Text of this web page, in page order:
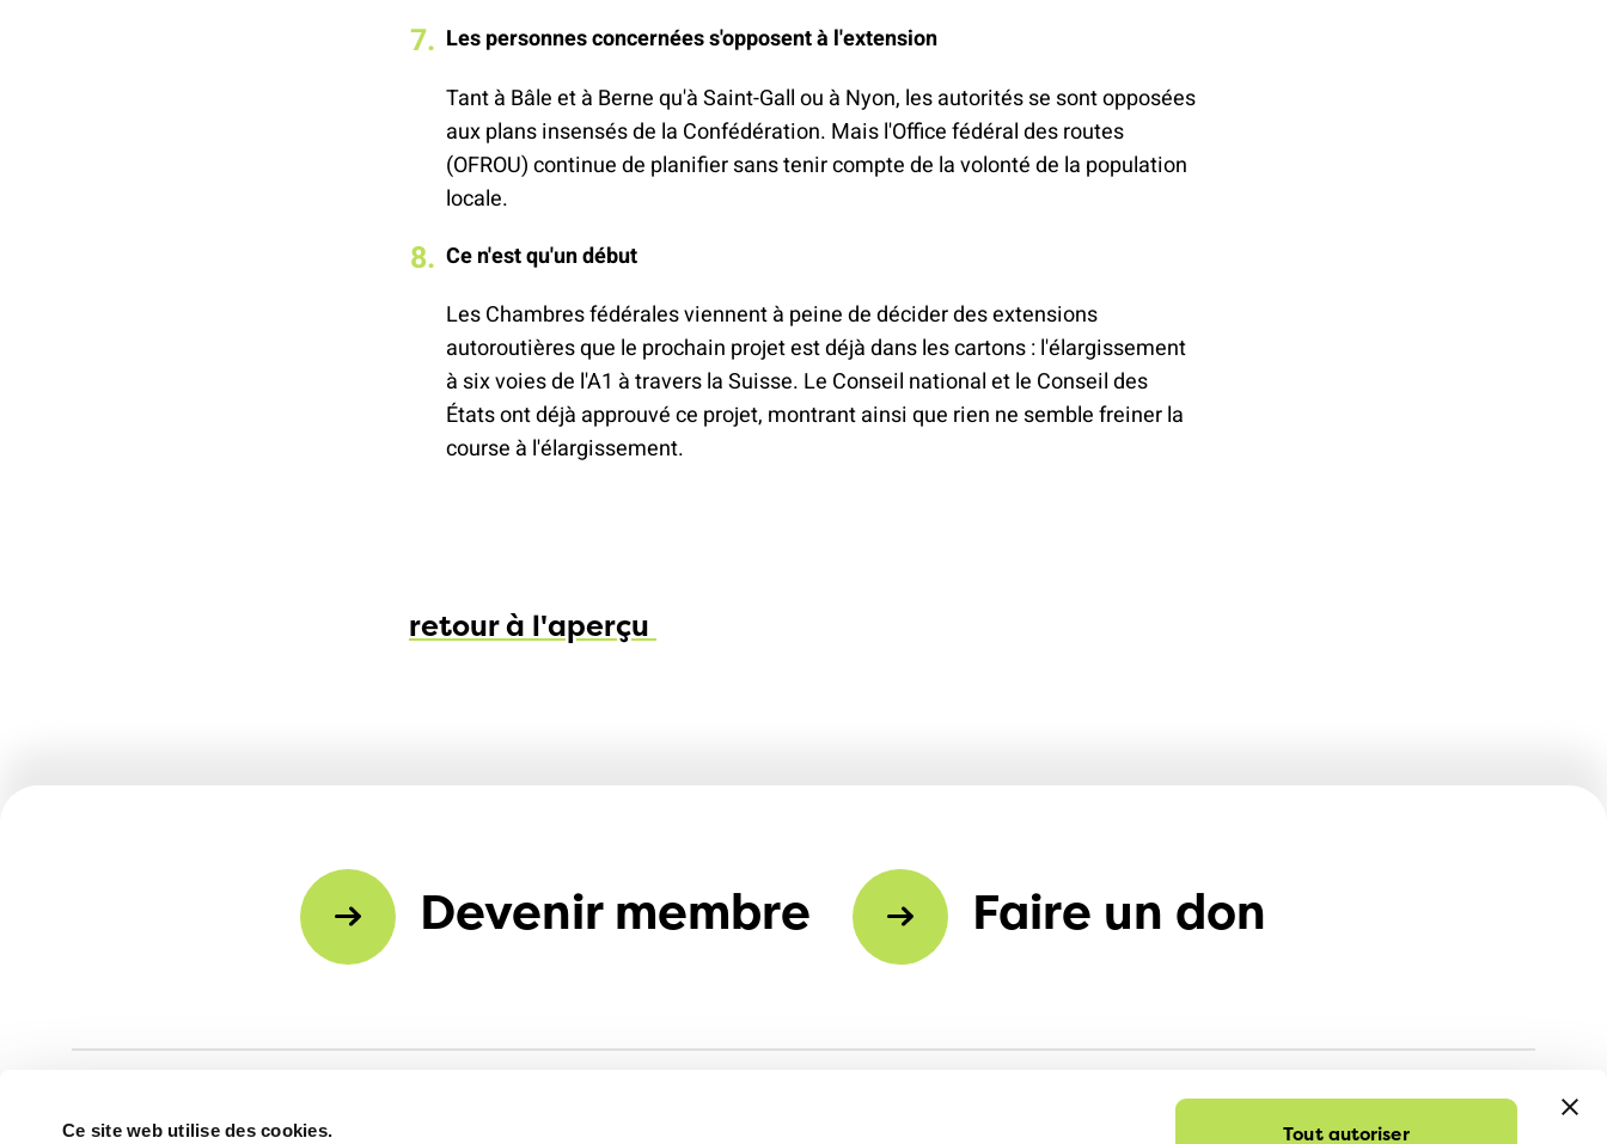
Ce site web utilise des cookies. Tout autoriser
Les personnes concernées s'opposent à l'extension
Tant à Bâle et à Berne qu'à Saint-Gall ou à Nyon, les autorités se sont opposées
aux plans insensés de la Confédération. Mais l'Office fédéral des routes
(OFROU) continue de planifier sans tenir compte de la volonté de la population
locale.
Ce n'est qu'un début
Les Chambres fédérales viennent à peine de décider des extensions
autoroutières que le prochain projet est déjà dans les cartons : l'élargissement
à six voies de l'A1 à travers la Suisse. Le Conseil national et le Conseil des
États ont déjà approuvé ce projet, montrant ainsi que rien ne semble freiner la
course à l'élargissement.
retour à l'aperçu
Devenir membre Faire un don